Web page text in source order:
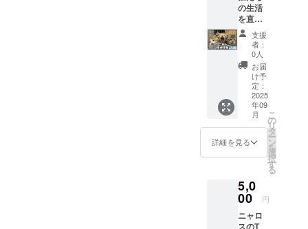
イ」をはじ
めとする商
品を手がけ
ています。
イベントや
カーで親し
まれてきた
味を、ご家
けるよう展
開し、食を
通じて日常
の生活
を直接
支えて
くださ
るご支
援への
感謝と
して、
「ニャ
ロスで
暮らす
猫たち
の秘蔵
ブロマ
イド
真）」
をお送
りしま
す。 形
支援
者：
0人
お届
け予
定：
2025
年09
月
詳細を見る
こ
の
リ
タ
ー
ン
を
選
択
す
る
5,0
00 円
ニャロ
スのT